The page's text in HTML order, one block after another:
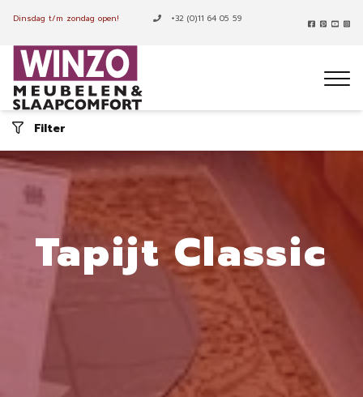
Dinsdag t/m zondag open! +32 (0)11 64 05 59
Tapijt Classic
Filter